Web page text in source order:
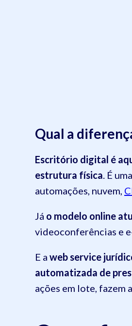
Qual a
Escritório digital é
estrutura física . É
automações, nuvem,
Já o modelo online
videoconferências e
E a web service
automatizada de
ações em lote, fazem